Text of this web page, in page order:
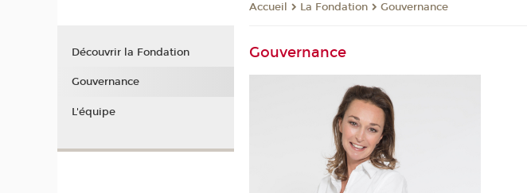
Accueil La Fondation Gouvernance
Gouvernance
Découvrir la Fondation
Gouvernance
L'équipe